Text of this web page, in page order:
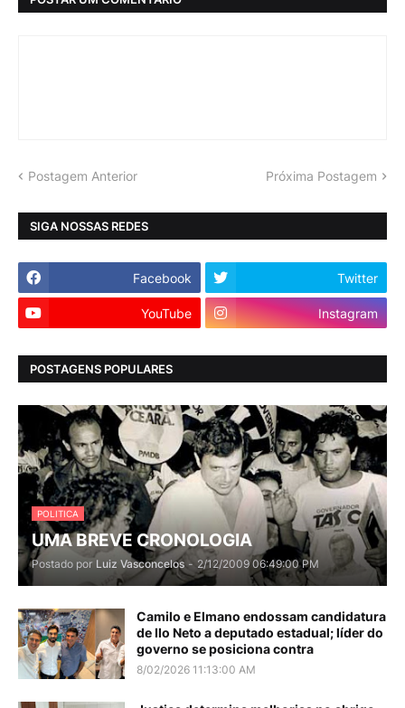
Postagem Anterior Próxima Postagem
SIGA NOSSAS REDES
Facebook Twitter
YouTube Instagram
POSTAGENS POPULARES
POLITICA
UMA BREVE CRONOLOGIA
Postado por Luiz Vasconcelos - 2/12/2009 06:49:00 PM
Camilo e Elmano endossam candidatura
de Ilo Neto a deputado estadual; líder do
governo se posiciona contra
8/02/2026 11:13:00 AM